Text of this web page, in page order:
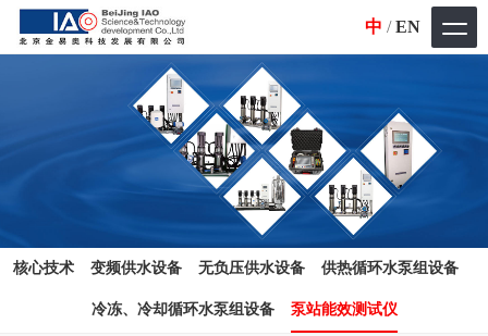
中 /EN
核心技术 变频供水设备 无负压供水设备 供热循环水泵组设备
冷冻、冷却循环水泵组设备 泵站能效测试仪